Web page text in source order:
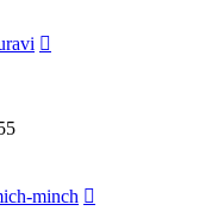
minch